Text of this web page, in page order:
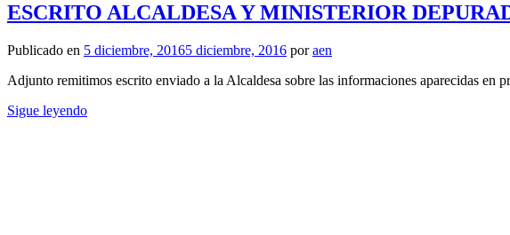
ESCRITO ALCALDESA Y MINISTERIOR
Publicado en 5 diciembre, 20165 diciembre, 2016 poraen
Adjunto remitimos escrito enviado a la Alcaldesa sobre las informaciones aparecidas
Sigue leyendo